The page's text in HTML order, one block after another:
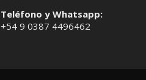
Teléfono y Whatsapp:
+54 9 0387 4496462